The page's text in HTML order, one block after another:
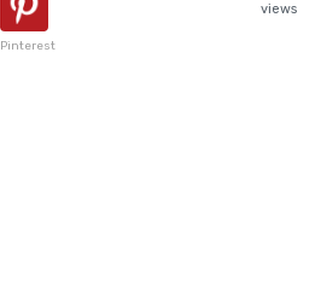
Pinterest
views